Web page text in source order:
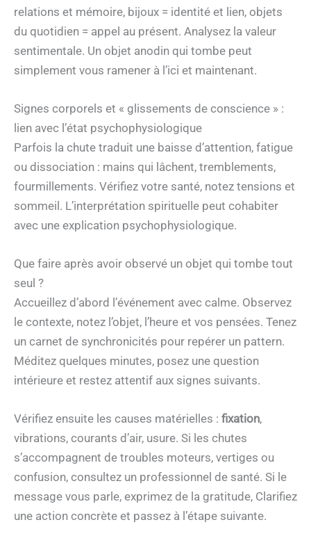
relations et mémoire, bijoux = identité et lien, objets
du quotidien = appel au présent. Analysez la valeur
sentimentale. Un objet anodin qui tombe peut
simplement vous ramener à l’ici et maintenant.
Signes corporels et « glissements de conscience » :
lien avec l’état psychophysiologique
Parfois la chute traduit une baisse d’attention, fatigue
ou dissociation : mains qui lâchent, tremblements,
fourmillements. Vérifiez votre santé, notez tensions et
sommeil. L’interprétation spirituelle peut cohabiter
avec une explication psychophysiologique.
Que faire après avoir observé un objet qui tombe tout
seul ?
Accueillez d’abord l’événement avec calme. Observez
le contexte, notez l’objet, l’heure et vos pensées. Tenez
un carnet de synchronicités pour repérer un pattern.
Méditez quelques minutes, posez une question
intérieure et restez attentif aux signes suivants.
Vérifiez ensuite les causes matérielles : fixation,
vibrations, courants d’air, usure. Si les chutes
s’accompagnent de troubles moteurs, vertiges ou
confusion, consultez un professionnel de santé. Si le
message vous parle, exprimez de la gratitude, Clarifiez
une action concrète et passez à l’étape suivante.